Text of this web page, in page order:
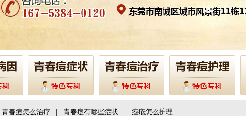
青春痘怎么治疗 青春痘有哪些症状 痤疮怎么护理